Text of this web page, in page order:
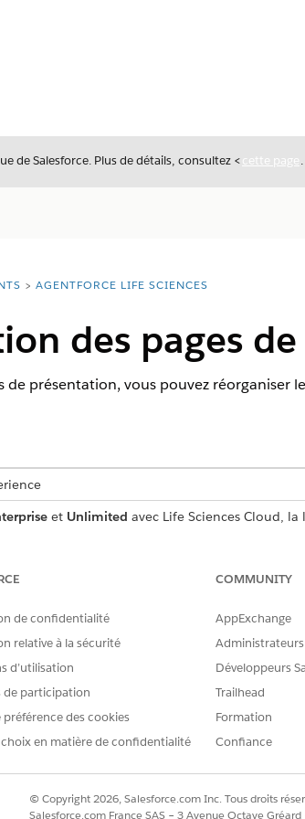
de Salesforce. Plus de détails, consultez <cette page .
AGENTFORCE LIFE SCIENCES
des pages
de présentation, vous pouvez réorganiser
et Unlimited avec Life Sciences Cloud,
AUTORISATIONS UTILISATEUR
de la vie
dans la Console d'administration,
du document.
des fichiers dans le dossier ZIP.
la présentation, vous pouvez réorganiser
recherchez et sélectionnezConsole
, puisPrésentations.
cliquez surModifier.
de confidentialité
relative à la sécurité
d’utilisation
de participation
des cookies
choix en matière de confidentialité
COMMUNITY
AppExchange
Administrateurs
Développeurs
Trailhead
Formation
Confiance
© Copyright 2026, Salesforce.com Inc. Tous droits
Salesforce.com France SAS – 3 Avenue Octave Gréard